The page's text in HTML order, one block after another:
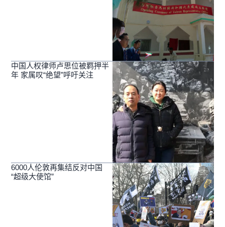
中国人权律师卢思位被羁押半
年 家属叹“绝望”呼吁关注
6000人伦敦再集结反对中国
“超级大使馆”